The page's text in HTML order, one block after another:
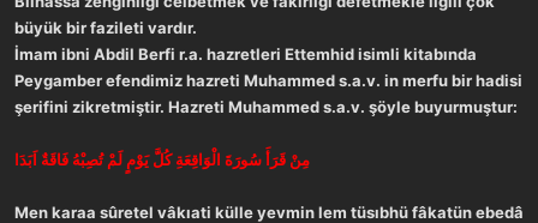
a
t
a
n
r
h
i
büyük bir fazileti vardır.
İmam ibni Abdil Berfi r.a. hazretleri Ettemhid isimli kitabında
Peygamber efendimiz hazreti Muhammed s.a.v. in merfu bir hadisi
şerifini zikretmiştir. Hazreti Muhammed s.a.v. şöyle buyurmuştur:
مِنْ قَرَأَ سُورَةَ الْوَاقِعَةِ كُلَّ يَوْمٍ لَمْ تُصِبْهُ فَاقَةٌ اَبَدَا
Men karaa sûretel vâkıati külle yevmin lem tüsıbhü fâkatün ebedâ